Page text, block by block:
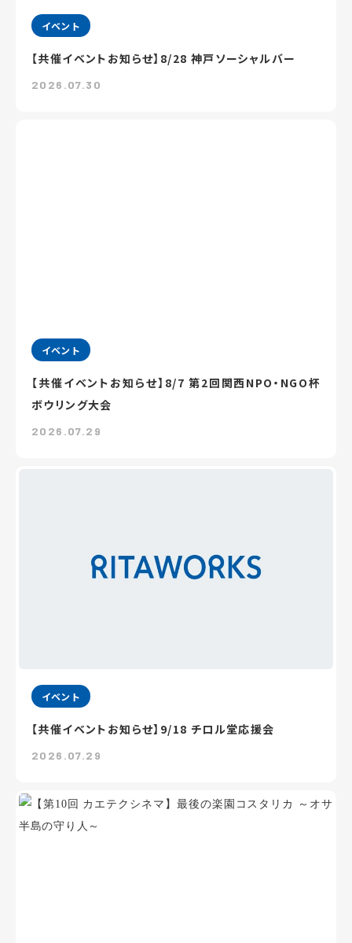
イベント
【共催イベントお知らせ】8/28 神戸ソーシャルバー
2026.07.30
イベント
【共催イベントお知らせ】8/7 第2回関西NPO・NGO杯
ボウリング大会
2026.07.29
イベント
【共催イベントお知らせ】9/18 チロル堂応援会
2026.07.29